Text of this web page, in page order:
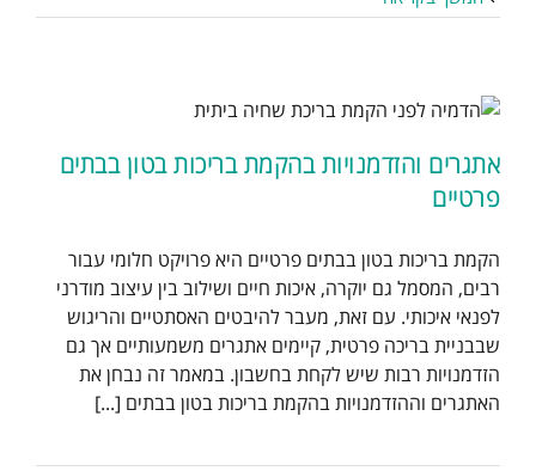
אתגרים והזדמנויות בהקמת בריכות בטון בבתים
פרטיים
הקמת בריכות בטון בבתים פרטיים היא פרויקט חלומי עבור
רבים, המסמל גם יוקרה, איכות חיים ושילוב בין עיצוב מודרני
לפנאי איכותי. עם זאת, מעבר להיבטים האסתטיים והריגוש
שבבניית בריכה פרטית, קיימים אתגרים משמעותיים אך גם
הזדמנויות רבות שיש לקחת בחשבון. במאמר זה נבחן את
האתגרים וההזדמנויות בהקמת בריכות בטון בבתים [...]